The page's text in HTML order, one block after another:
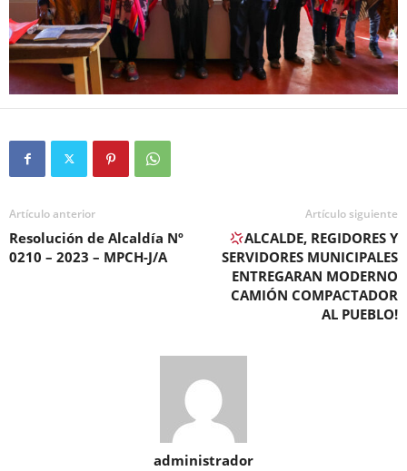
Artículo anterior
Resolución de Alcaldía Nº
0210 – 2023 – MPCH-J/A
Artículo siguiente
ALCALDE, REGIDORES Y
SERVIDORES MUNICIPALES
ENTREGARAN MODERNO
CAMIÓN COMPACTADOR
AL PUEBLO!
administrador